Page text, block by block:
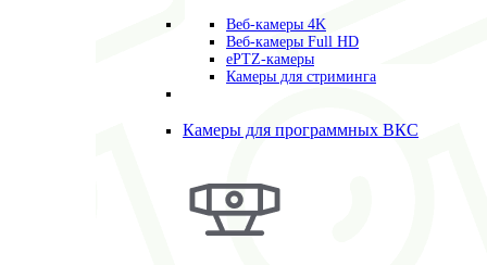
Веб-камеры 4K
Веб-камеры Full HD
ePTZ-камеры
Камеры для стриминга
Камеры для программных ВКС